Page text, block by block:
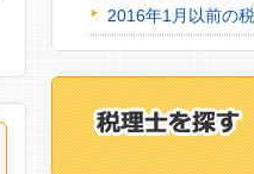
2016年1月以前の